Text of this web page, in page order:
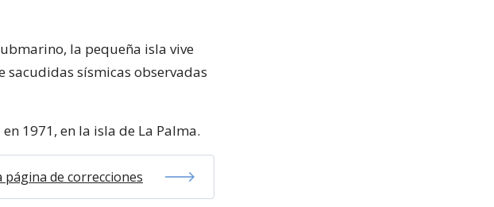
la pequeña isla vive
sísmicas observadas
1971, en la isla de La Palma.
página de correcciones